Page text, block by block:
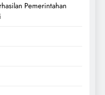
Pemerintahan